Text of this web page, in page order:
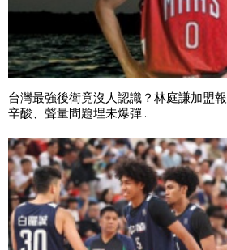
台灣最強後衛竟沒人認識？林庭謙加盟
辛酸、聲量問題埋未爆彈...